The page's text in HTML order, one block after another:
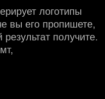
логотипы
вы его пропишете,
получите.